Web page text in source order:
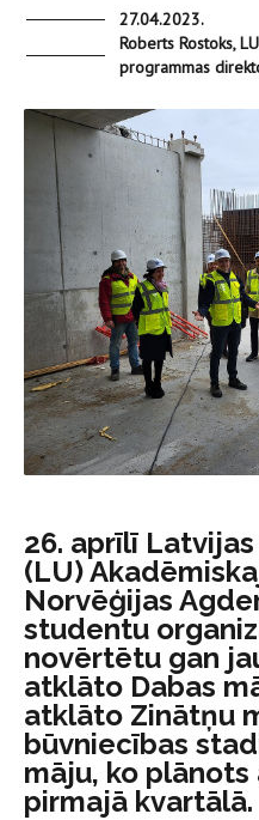
27.04.2023.
Roberts Rostoks,
programmas
26. aprīlī
(LU)
Norvēģijas
studentu
novērtētu gan
atklāto Dabas
atklāto Zinātņu
būvniecības
māju, ko
pirmajā kvartālā.